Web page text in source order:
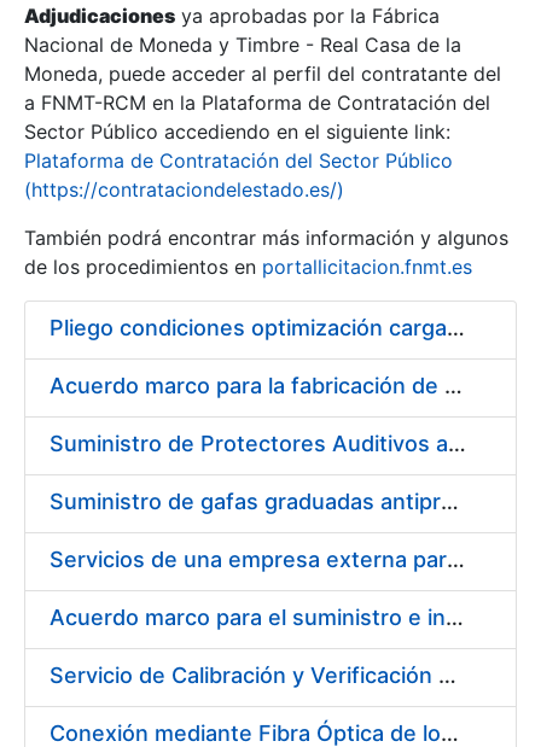
Erakutsi/Ezkutatu
Erakutsi/Ezkutatu
Erakutsi/Ezkutatu
Adjudicaciones ya aprobadas por la Fábrica
Nacional de Moneda y Timbre - Real Casa de la
Moneda, puede acceder al perfil del contratante del
a FNMT-RCM en la Plataforma de Contratación del
Sector Público accediendo en el siguiente link:
Plataforma de Contratación del Sector Público
(https://contrataciondelestado.es/)
También podrá encontrar más información y algunos
de los procedimientos en portallicitacion.fnmt.es
Pliego condiciones optimización cargas compras firmado
Acuerdo marco para la fabricación de piezas
Suministro de Protectores Auditivos a medida para las personas trabajadoras de los Centros de Trabajo de Madrid y Burgos
Suministro de gafas graduadas antiproyecciones para los trabajadores de la FNMT-RCM en los centros de trabajo de Madrid y Burgos
Servicios de una empresa externa para el asesoramiento y resolución de los recursos de alzada que se presentan relacionados con procesos de selección para la FNMT-RCM
Acuerdo marco para el suministro e instalación de persianas, estores y otros complementos
Servicio de Calibración y Verificación Externa de los Equipos de Medición del Servicio de Prevención de la FNMT-RCM
Conexión mediante Fibra Óptica de los Centros de Proceso de Datos (CPDs) de las sedes de la FNMT-RCM de Burgos y Madrid